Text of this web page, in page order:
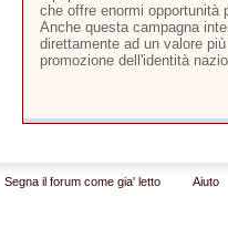
che offre enormi opportunità
Anche questa campagna
direttamente ad un valore
promozione dell'identità
Segna il forum come gia' letto Aiuto